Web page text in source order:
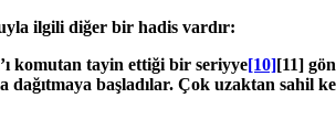
ilgili diğer bir hadis vardır:
komutan tayin ettiği bir seriyye[10][11]
başladılar. Çok uzaktan